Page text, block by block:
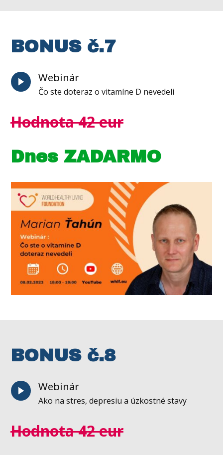
BONUS č.7
Webinár
Čo ste doteraz o vitamíne D nevedeli
Hodnota 42 eur
Dnes ZADARMO
BONUS č.8
Webinár
Ako na stres, depresiu a úzkostné stavy
Hodnota 42 eur